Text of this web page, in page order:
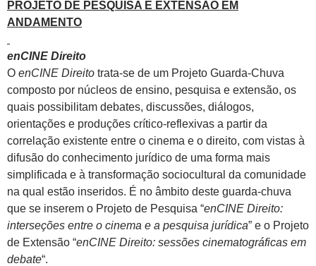
PROJETO DE PESQUISA E EXTENSÃO EM
ANDAMENTO
enCINE Direito
O enCINE Direito trata-se de um Projeto Guarda-Chuva
composto por núcleos de ensino, pesquisa e extensão, os
quais possibilitam debates, discussões, diálogos,
orientações e produções crítico-reflexivas a partir da
correlação existente entre o cinema e o direito, com vistas à
difusão do conhecimento jurídico de uma forma mais
simplificada e à transformação sociocultural da comunidade
na qual estão inseridos. É no âmbito deste guarda-chuva
que se inserem o Projeto de Pesquisa “enCINE Direito:
interseções entre o cinema e a pesquisa jurídica” e o Projeto
de Extensão “enCINE Direito: sessões cinematográficas em
debate“.